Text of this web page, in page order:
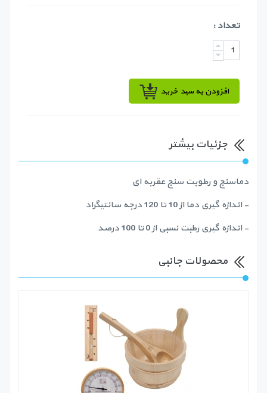
تعداد :
افزودن به سبد خرید
جزئیات بیشتر
دماسنج و رطوبت سنج عقربه ای
- اندازه گیری دما از 10 تا 120 درجه سانتیگراد
- اندازه گیری رطبت نسبی از 0 تا 100 درصد
محصولات جانبی